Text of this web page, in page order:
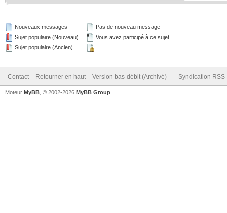
Nouveaux messages
Sujet populaire (Nouveau)
Sujet populaire (Ancien)
Pas de nouveau message
Vous avez participé à ce sujet
Contact Retourner en haut Version bas-débit (Archivé) Syndication RSS
Moteur MyBB , © 2002-2026 MyBB Group